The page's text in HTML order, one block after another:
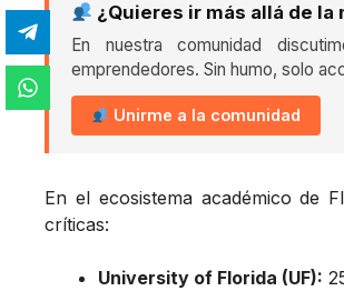
¿Quieres ir más allá de la
En nuestra comunidad
emprendedores. Sin humo, solo
Unirme a la comunidad
En el ecosistema académico de
críticas:
University of Florida (UF):